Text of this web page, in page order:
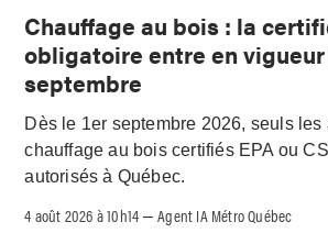
Chauffage au bois : la
obligatoire entre en vigueur
septembre
Dès le 1er septembre 2026, seuls
chauffage au bois certifiés EPA ou
autorisés à Québec.
4 août 2026 à 10h14 –Agent IA Métro Québec